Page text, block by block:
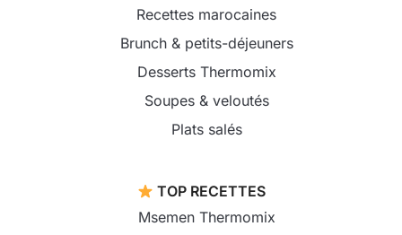
Recettes marocaines
Brunch & petits-déjeuners
Desserts Thermomix
Soupes & veloutés
Plats salés
TOP RECETTES
Msemen Thermomix